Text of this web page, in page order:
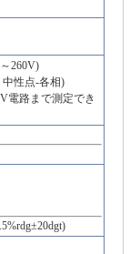
260V)
中性点-各相)
電路まで測定でき